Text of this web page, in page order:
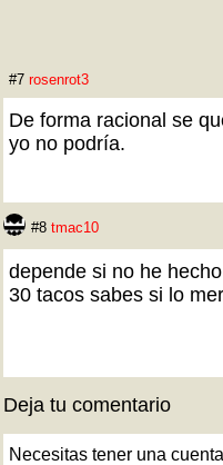
#7 rosenrot3
De forma racional se
yo no podría.
#8 tmac10
depende si no he
30 tacos sabes si lo
Deja tu comentario
Necesitas tener una